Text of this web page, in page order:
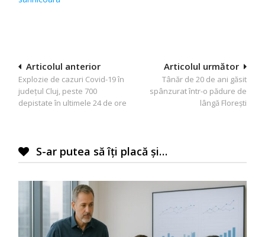
Navigare
în
articole
Articolul următor
Tânăr de 20 de ani găsit
spânzurat într-o pădure de
lângă Florești
Articolul anterior
Explozie de cazuri Covid-19 în
județul Cluj, peste 700
depistate în ultimele 24 de ore
S-ar putea să îți placă și…